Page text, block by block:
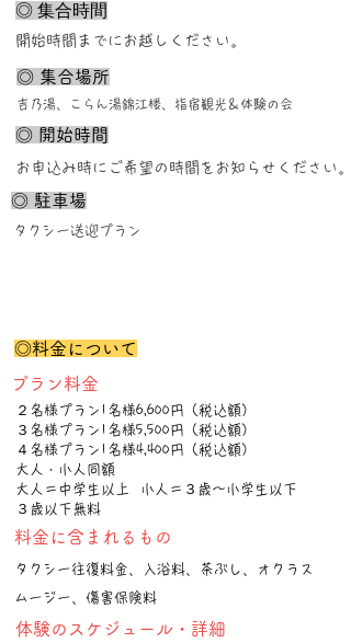
◎ 集合時間
開始時間までにお越しください。
◎ 集合場所
吉乃湯、こらん湯錦江楼、指宿観光＆体験の会
◎ 開始時間
お申込み時にご希望の時間をお知らせください。
◎ 駐車場
タクシー送迎プラン
◎料金について
プラン料金
２名様プラン1名様6,600円（税込額）
３名様プラン1名様5,500円（税込額）
４名様プラン1名様4,400円（税込額）
大人・小人同額
大人＝中学生以上 小人＝３歳〜小学生以下 ​
３歳以下無料
料金に含まれるもの
タクシー往復料金、入浴料、茶ぶし、オクラス
ムージー、傷害保険料
体験のスケジュール・詳細